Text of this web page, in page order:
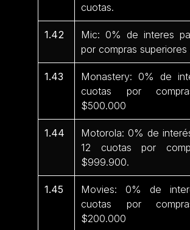
cuotas.
1.42
Mic: 0% de interes
por compras
1.43
Monastery: 0% de
cuotas por
$500.000
1.44
Motorola: 0% de
12 cuotas por
$999.900.
1.45
Movies: 0% de
cuotas por
$200.000